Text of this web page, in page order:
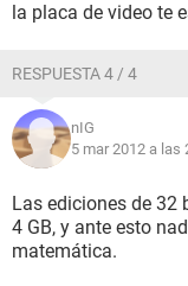
la placa de video te
RESPUESTA 4 / 4
nIG
5 mar 2012 a las
Las ediciones de 32
4 GB, y ante esto
matemática.